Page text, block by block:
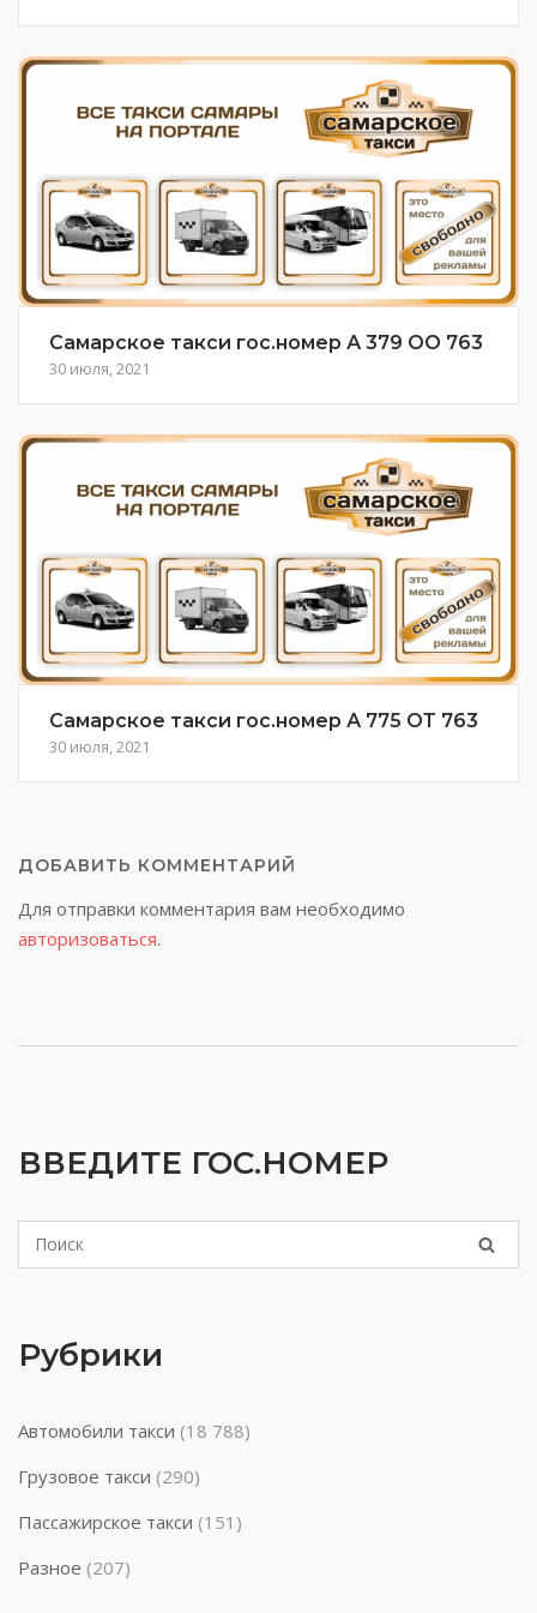
Самарское такси гос.номер А 379 ОО 763
30 июля, 2021
Самарское такси гос.номер А 775 ОТ 763
30 июля, 2021
ДОБАВИТЬ КОММЕНТАРИЙ
Для отправки комментария вам необходимо
авторизоваться.
ВВЕДИТЕ ГОС.НОМЕР
Рубрики
Автомобили такси (18 788)
Грузовое такси (290)
Пассажирское такси (151)
Разное (207)